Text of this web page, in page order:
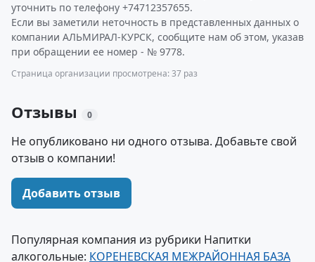
уточнить по телефону +74712357655.
Если вы заметили неточность в представленных данных о
компании АЛЬМИРАЛ-КУРСК, сообщите нам об этом, указав
при обращении ее номер - № 9778.
Страница организации просмотрена: 37 раз
Отзывы 0
Не опубликовано ни одного отзыва. Добавьте свой
отзыв о компании!
Добавить отзыв
Популярная компания из рубрики Напитки
алкогольные: КОРЕНЕВСКАЯ МЕЖРАЙОННАЯ БАЗА